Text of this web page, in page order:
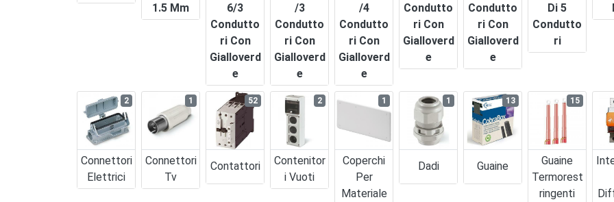
1.5 Mm
6/3
Condutto
Ri Con
Gialloverd
E
/3
Condutto
Ri Con
Gialloverd
E
/4
Condutto
Ri Con
Gialloverd
E
Condutto
Ri Con
Gialloverd
E
Condutto
Ri Con
Gialloverd
E
Di 5
Condutto
Ri
Connettori
Elettrici
2
Connettori
Tv
1
Contattori
52
Contenitor
I Vuoti
2
Coperchi
Per
Materiale
1
Dadi
1
Guaine
13
Guaine
Termorest
Ringenti
15